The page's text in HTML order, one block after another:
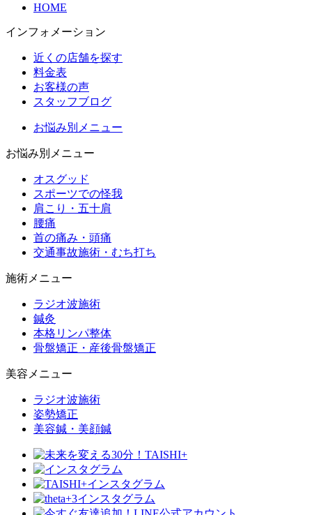
HOME
インフォメーション
近くの店舗を探す
料金表
お客様の声
スタッフブログ
お悩み別メニュー
お悩み別メニュー
オスグッド
スポーツでの怪我
肩こり・五十肩
腰痛
首の痛み・頭痛
交通事故施術・むち打ち
施術メニュー
ラジオ波施術
鍼灸
本格リンパ整体
骨盤矯正・産後骨盤矯正
美容メニュー
ラジオ波施術
姿勢矯正
美容鍼・美顔鍼